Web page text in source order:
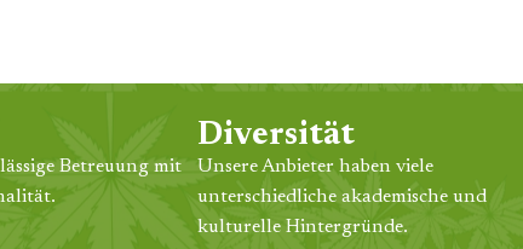
Betreuung mit
Diversität
Unsere Anbieter haben viele
unterschiedliche akademische und
kulturelle Hintergründe.